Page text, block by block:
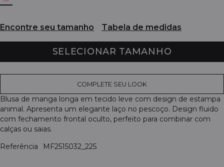
Encontre seu tamanho Tabela de medidas
SELECIONAR TAMANHO
COMPLETE SEU LOOK
Blusa de manga longa em tecido leve com design de estampa
animal. Apresenta um elegante laço no pescoço. Design fluido
com fechamento frontal oculto, perfeito para combinar com
calças ou saias.
Referência
MF2515032_225